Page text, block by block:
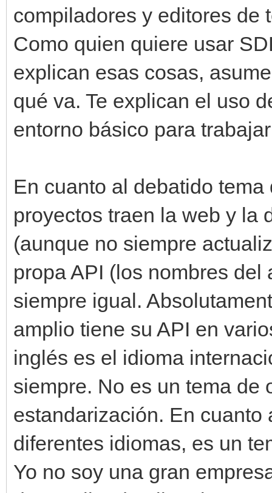
compiladores y editores de
Como quien quiere usar
explican esas cosas,
qué va. Te explican el uso
entorno básico para
En cuanto al debatido
proyectos traen la web y la
(aunque no siempre
propa API (los nombres
siempre igual.
amplio tiene su API en
inglés es el idioma
siempre. No es un tema de
estandarización. En
diferentes idiomas, es un
Yo no soy una gran